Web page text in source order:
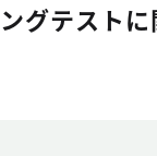
グテスト